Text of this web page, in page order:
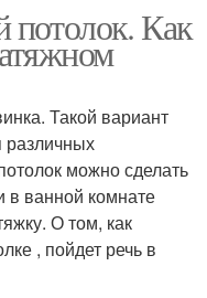
Как
Такой вариант
можно сделать
в ванной комнате
О том, как
, пойдет речь в